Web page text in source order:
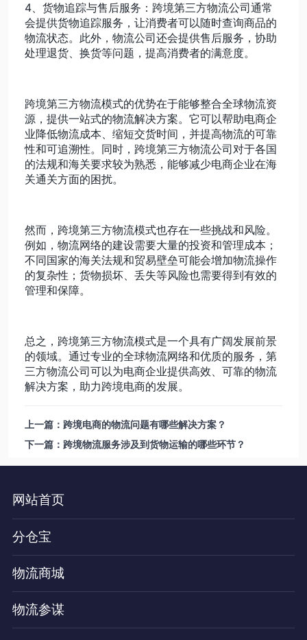
4、货物追踪与售后服务：跨境第三方物流公司通常
会提供货物追踪服务，让消费者可以随时查询商品的
物流状态。此外，物流公司还会提供售后服务，协助
处理退货、换货等问题，提高消费者的满意度。
跨境第三方物流模式的优势在于能够整合全球物流资
源，提供一站式的物流解决方案。它可以帮助电商企
业降低物流成本、缩短交货时间，并提高物流的可靠
性和可追溯性。同时，跨境第三方物流公司对于各国
的法规和海关要求较为熟悉，能够减少电商企业在海
关通关方面的困扰。
然而，跨境第三方物流模式也存在一些挑战和风险。
例如，物流网络的建设需要大量的投资和管理成本；
不同国家的海关法规和贸易壁垒可能会增加物流操作
的复杂性；货物损坏、丢失等风险也需要得到有效的
管理和保障。
总之，跨境第三方物流模式是一个具有广阔发展前景
的领域。通过专业的全球物流网络和优质的服务，第
三方物流公司可以为电商企业提供高效、可靠的物流
解决方案，助力跨境电商的发展。
上一篇：跨境电商的物流问题有哪些解决方案？
下一篇：跨境物流服务涉及到货物运输的哪些环节？
网站首页
分仓宝
物流商城
物流参谋